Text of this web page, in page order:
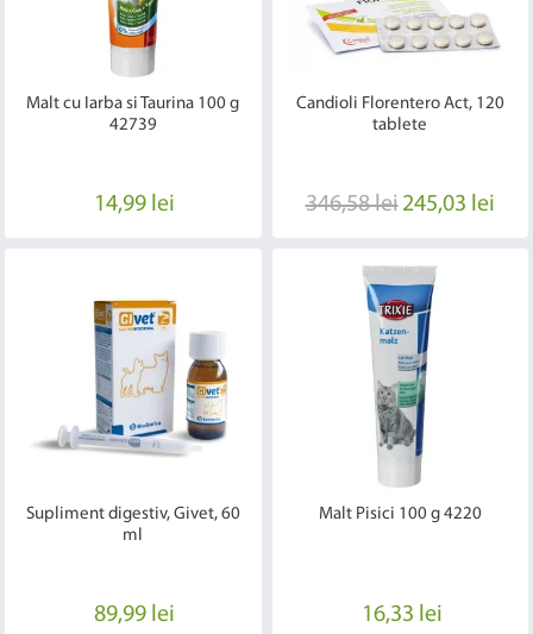
Malt cu Iarba si Taurina 100 g
42739
14,99 lei
Candioli Florentero Act, 120
tablete
346,58 lei 245,03 lei
Supliment digestiv, Givet, 60
ml
89,99 lei
Malt Pisici 100 g 4220
16,33 lei